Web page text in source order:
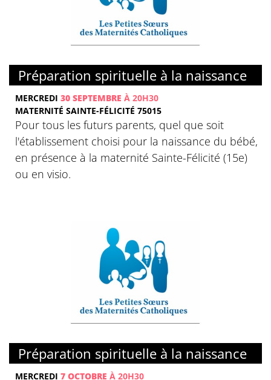
Préparation spirituelle à la naissance
MERCREDI 30 SEPTEMBRE À 20H30
MATERNITÉ SAINTE-FÉLICITÉ 75015
Pour tous les futurs parents, quel que soit
l'établissement choisi pour la naissance du bébé,
en présence à la maternité Sainte-Félicité (15e)
ou en visio.
Préparation spirituelle à la naissance
MERCREDI 7 OCTOBRE À 20H30